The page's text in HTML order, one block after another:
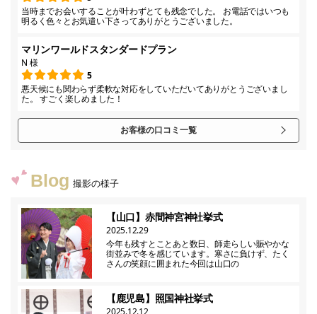
当時までお会いすることが叶わずとても残念でした。 お電話ではいつも
明るく色々とお気遣い下さってありがとうございました。
マリンワールドスタンダードプラン
N 様
5
悪天候にも関わらず柔軟な対応をしていただいてありがとうございまし
た。 すごく楽しめました！
お客様の口コミ一覧
Blog 撮影の様子
【山口】赤間神宮神社挙式
2025.12.29
今年も残すとことあと数日、師走らしい賑やかな
街並みで冬を感じています。寒さに負けず、たく
さんの笑顔に囲まれた今回は山口の
【鹿児島】照国神社挙式
2025.12.12